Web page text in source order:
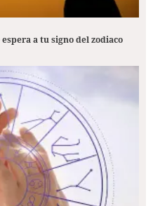
a tu signo del zodiaco